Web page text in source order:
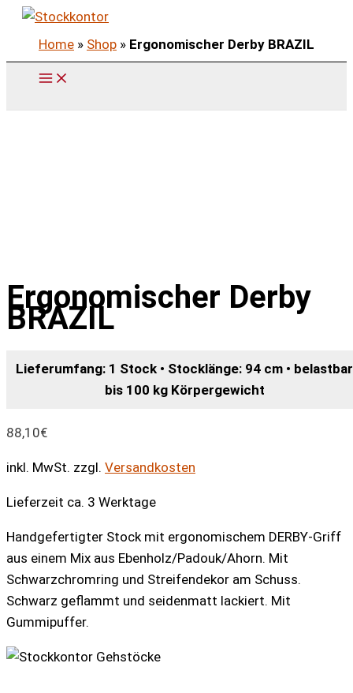
Zum
springen
Home » Shop » Ergonomischer Derby BRAZIL
Ergonomischer Derby
BRAZIL
Lieferumfang: 1 Stock • Stocklänge: 94 cm • belastbar
bis 100 kg Körpergewicht
88,10€
inkl. MwSt. zzgl. Versandkosten
Lieferzeit ca. 3 Werktage
Handgefertigter Stock mit ergonomischem DERBY-Griff
aus einem Mix aus Ebenholz/Padouk/Ahorn. Mit
Schwarzchromring und Streifendekor am Schuss.
Schwarz geflammt und seidenmatt lackiert. Mit
Gummipuffer.